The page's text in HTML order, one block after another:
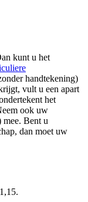
kunt u het
handtekening)
vult u een apart
het
ook uw
Bent u
dan moet uw